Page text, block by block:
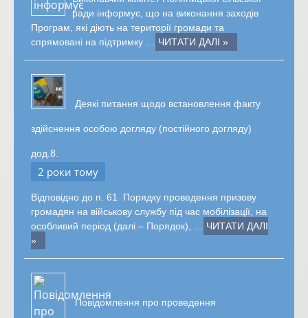
ради інформує, що на виконання заходів
Програм, які діють на території громади та
спрямовані на підтримку …
ЧИТАТИ ДАЛІ »
Деякі питання щодо встановлення факту
здійснення особою догляду (постійного догляду)
дод.8.
2 роки тому
Відповідно до п. 61 Порядку проведення призову
громадян на військову службу під час мобілізації, на
особливий період (далі – Порядок), …
ЧИТАТИ ДАЛІ
»
Повідомлення про проведення